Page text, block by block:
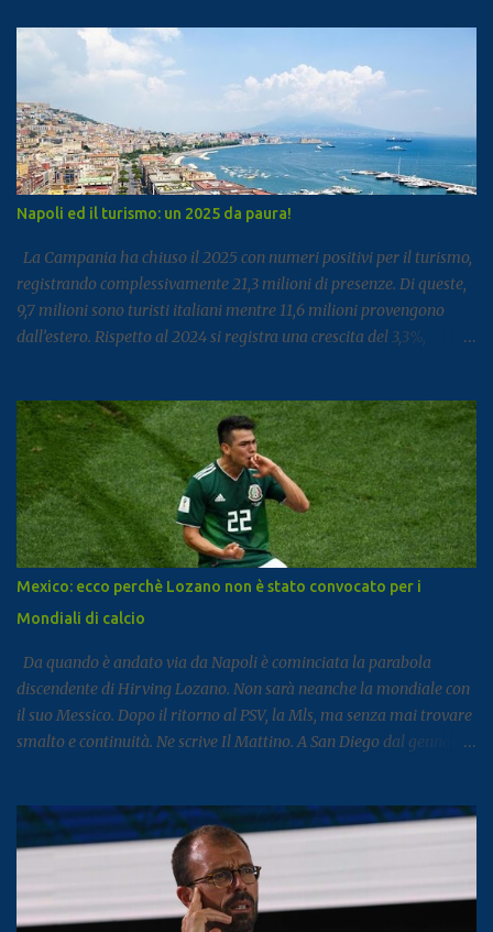
Napoli ed il turismo: un 2025 da paura!
La Campania ha chiuso il 2025 con numeri positivi per il turismo,
registrando complessivamente 21,3 milioni di presenze. Di queste,
9,7 milioni sono turisti italiani mentre 11,6 milioni provengono
dall’estero. Rispetto al 2024 si registra una crescita del 3,3%,
dedicato al turismo, pubblicato come di consueto con alcuni mesi
di ritardo ma utile per fotografare l’andamento complessivo del
comparto nella regione. Napoli e Sorrento trainano il settore: Tra
le principali destinazioni spicca Napoli, che con 3,8 milioni di
presenze si posiziona al dodicesimo posto tra le mete turistiche
italiane, risultando la città con il miglior risultato nel
Mezzogiorno. Subito dopo si colloca Sorrento, che ha registrato 2,8
milioni di presenze e continua a distinguersi anche per alcuni dati
particolari. Circa il 90% dei visitatori della località costiera
proviene infatt...
Mexico: ecco perchè Lozano non è stato convocato per i
Mondiali di calcio
Da quando è andato via da Napoli è cominciata la parabola
discendente di Hirving Lozano. Non sarà neanche la mondiale con
il suo Messico. Dopo il ritorno al PSV, la Mls, ma senza mai trovare
smalto e continuità. Ne scrive Il Mattino. A San Diego dal gennaio
all’anno ) fino almeno al 2028. L’impatto non era stato cattivo: 9
gol e 8 assist in 27 partite. Tutto è cambiato la scorsa estate,
quando il club americano ha comunicato al calciatore che avrebbe
già potuto cercarsi una soluzione differente, ricevendo un no dal
calciatore e dal suo entourage. In pratica, da quando il campionato